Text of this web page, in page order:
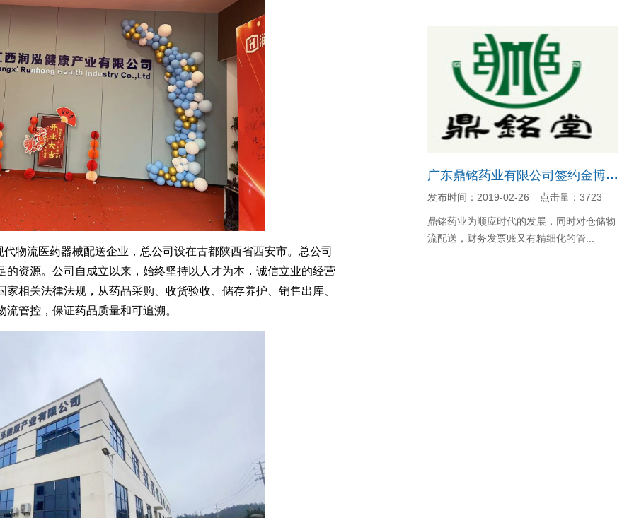
物流医药器械配送企业，总公司设在古都陕西省西安市。总公司
资源。公司自成立以来，始终坚持以人才为本．诚信立业的经营
相关法律法规，从药品采购、收货验收、储存养护、销售出库、
管控，保证药品质量和可追溯。
​广东鼎铭药业有限公司签约金博K9-ERP批发管理系统
发布时间：2019-02-26 点击量：3723
鼎铭药业为顺应时代的发展，同时对仓储物
流配送，财务发票账又有精细化的管...